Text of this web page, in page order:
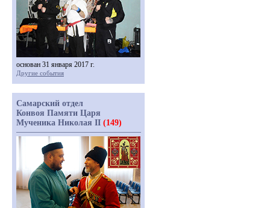
основан 31 января 2017 г.
Другие события
Самарский отдел
Конвоя Памяти Царя
Мученика Николая II (149)